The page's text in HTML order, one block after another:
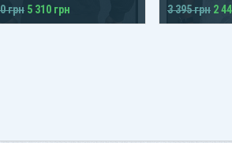
грн 5 310 грн
3 395 грн 2